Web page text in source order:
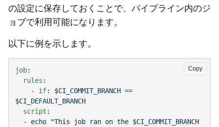
の設定に保存しておくことで、パイプライン内のジ
ョブで利用可能になります。
以下に例を示します。
Copy
job
  rules
    -
if: $CI_COMMIT_BRANCH ==
$CI_DEFAULT_BRANCH
  script
  -
echo "This job ran on the $CI_COMMIT_BRANCH